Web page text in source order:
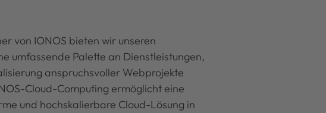
von IONOS bieten wir unseren
umfassende Palette an Dienstleistungen,
anspruchsvoller Webprojekte
Cloud-Computing ermöglicht eine
und hochskalierbare Cloud-Lösung in